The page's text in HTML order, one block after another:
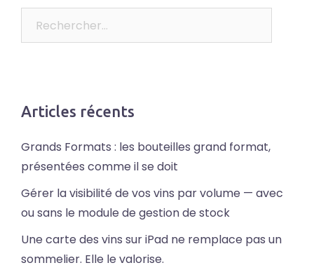
Articles récents
Grands Formats : les bouteilles grand format,
présentées comme il se doit
Gérer la visibilité de vos vins par volume — avec
ou sans le module de gestion de stock
Une carte des vins sur iPad ne remplace pas un
sommelier. Elle le valorise.